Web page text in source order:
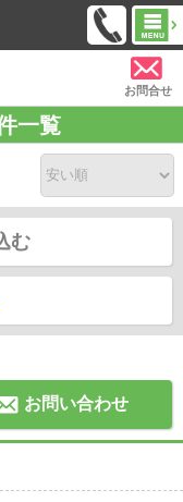
お問合せ
一覧
む
お問い合わせ